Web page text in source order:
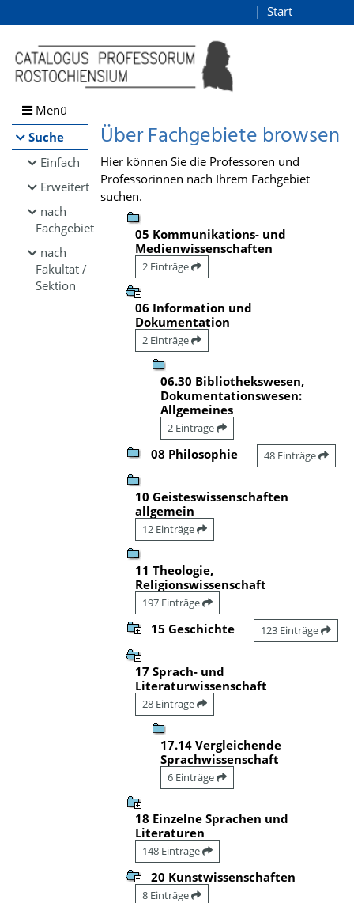
Browsen
direkt zum Inhalt
Start
Menü
Suche
Einfach
Erweitert
nach
Fachgebiet
nach
Fakultät /
Sektion
Über Fachgebiete browsen
Hier können Sie die Professoren und
Professorinnen nach Ihrem Fachgebiet
suchen.
05 Kommunikations- und
Medienwissenschaften
2 Einträge
06 Information und
Dokumentation
2 Einträge
06.30 Bibliothekswesen,
Dokumentationswesen:
Allgemeines
2 Einträge
08 Philosophie 48 Einträge
10 Geisteswissenschaften
allgemein
12 Einträge
11 Theologie,
Religionswissenschaft
197 Einträge
15 Geschichte 123 Einträge
17 Sprach- und
Literaturwissenschaft
28 Einträge
17.14 Vergleichende
Sprachwissenschaft
6 Einträge
18 Einzelne Sprachen und
Literaturen
148 Einträge
20 Kunstwissenschaften
8 Einträge